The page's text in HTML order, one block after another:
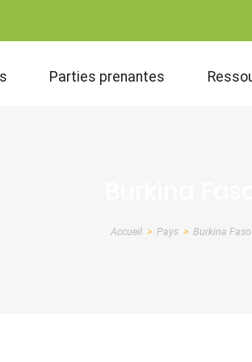
Parties prenantes
Fil
Accueil Pays Burkina Faso